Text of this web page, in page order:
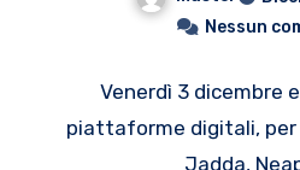
Nessun
Venerdì 3 dicembre
piattaforme digitali, per
Jadda,